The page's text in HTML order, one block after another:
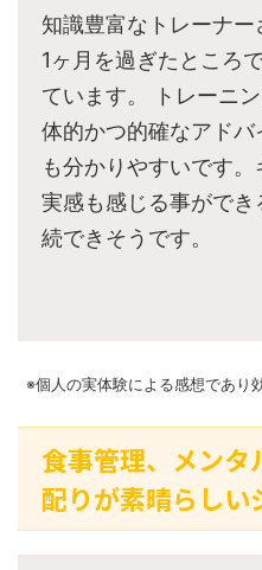
知識豊富なトレーナ
1ヶ月を過ぎたところ
ています。 トレーニ
体的かつ的確なアド
も分かりやすいです
実感も感じる事がで
続できそうです。
※個人の実体験による感想であり
食事管理、メンタ
配りが素晴らしい